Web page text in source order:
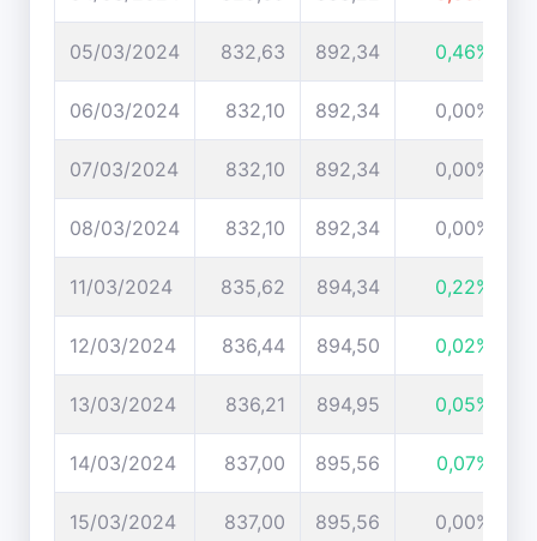
05/03/2024 832,63 892,34 0,46%
06/03/2024 832,10 892,34 0,00%
07/03/2024 832,10 892,34 0,00%
08/03/2024 832,10 892,34 0,00%
11/03/2024 835,62 894,34 0,22%
12/03/2024 836,44 894,50 0,02%
13/03/2024 836,21 894,95 0,05%
14/03/2024 837,00 895,56 0,07%
15/03/2024 837,00 895,56 0,00%